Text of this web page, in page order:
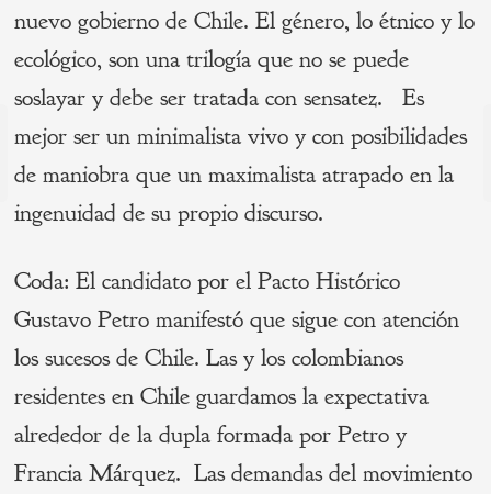
nuevo gobierno de Chile. El género, lo étnico y lo
ecológico, son una trilogía que no se puede
soslayar y debe ser tratada con sensatez. Es
mejor ser un minimalista vivo y con posibilidades
de maniobra que un maximalista atrapado en la
ingenuidad de su propio discurso.
Coda: El candidato por el Pacto Histórico
Gustavo Petro manifestó que sigue con atención
los sucesos de Chile. Las y los colombianos
residentes en Chile guardamos la expectativa
alrededor de la dupla formada por Petro y
Francia Márquez. Las demandas del movimiento
Navegación
de
entradas